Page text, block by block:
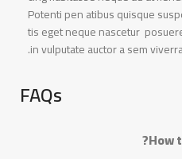
Potenti pen atibus quisque
tis eget neque nascetur
in vulputate auctor a sem
FAQs
How